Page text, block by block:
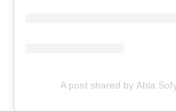
A post shared by Abla